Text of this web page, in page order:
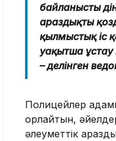
байланысты
араздықты
қылмыстық іс
уақытша
– делінген
Полицейлер
қорлайтын,
әлеуметтік